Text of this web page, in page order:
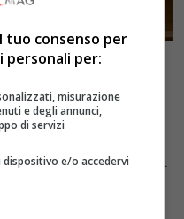
di
di
mensili nel caso Totti-
20mila euro della
consenso per
per:
misurazione
e degli annunci,
di servizi
e/o accedervi